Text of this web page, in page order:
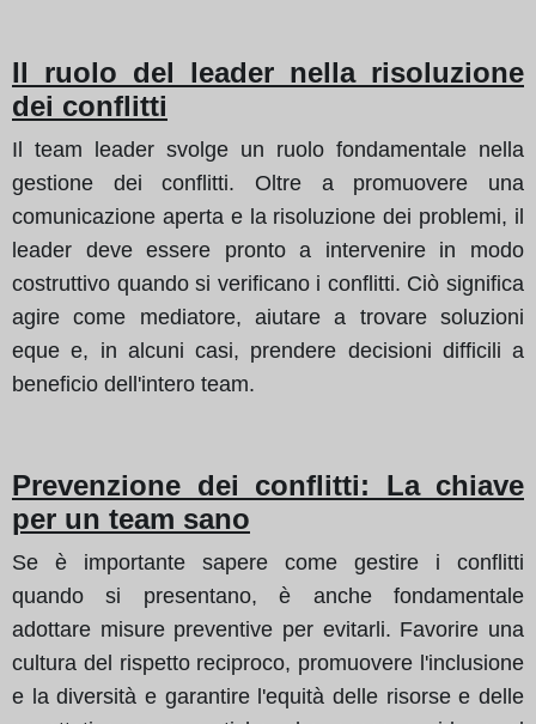
Il ruolo del leader nella risoluzione
dei conflitti
Il team leader svolge un ruolo fondamentale nella
gestione dei conflitti. Oltre a promuovere una
comunicazione aperta e la risoluzione dei problemi, il
leader deve essere pronto a intervenire in modo
costruttivo quando si verificano i conflitti. Ciò significa
agire come mediatore, aiutare a trovare soluzioni
eque e, in alcuni casi, prendere decisioni difficili a
beneficio dell'intero team.
Prevenzione dei conflitti: La chiave
per un team sano
Se è importante sapere come gestire i conflitti
quando si presentano, è anche fondamentale
adottare misure preventive per evitarli. Favorire una
cultura del rispetto reciproco, promuovere l'inclusione
e la diversità e garantire l'equità delle risorse e delle